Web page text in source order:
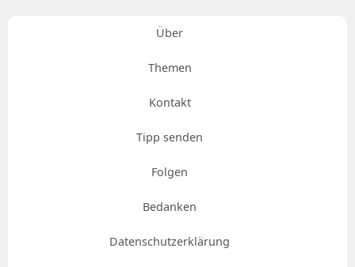
Über
Themen
Kontakt
Tipp senden
Folgen
Bedanken
Datenschutzerklärung